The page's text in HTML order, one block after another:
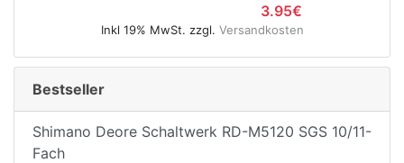
3.95€
Inkl 19% MwSt. zzgl. Versandkosten
Bestseller
Shimano Deore Schaltwerk RD-M5120 SGS 10/11-
Fach